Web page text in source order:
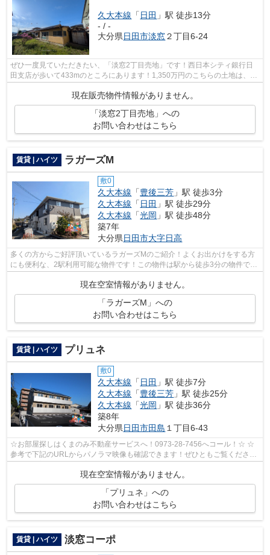
久大本線 「日田 」駅 徒歩13分
- / -
大分県日田市淡窓２丁目6-24
ぜひ一度見ていただきたい、「淡窓2丁目売地」です！西日本シティ銀行日
田支店が歩いて433mのところにあります！1,350万円のこちらの土地は、経
済的かつ好条件です！平坦地なので、傾...
現在販売物件情報がありません。
「淡窓2丁目売地」への
お問い合わせはこちら
賃貸 | ハイツ ラガーズM
敷0
久大本線 「豊後三芳 」駅 徒歩3分
久大本線 「 日田 」駅 徒歩29分
久大本線 「光岡 」駅 徒歩48分
築7年
大分県日田市大字日高
多くの方からご好評頂いているラガーズMのご紹介！よくお出かけをする方
にも便利な、2駅利用可能な物件です！この物件は駅から徒歩3分の物件で
現在空室情報がありません。
「ラガーズM」への
お問い合わせはこちら
賃貸 | ハイツ プリュネ
敷0
久大本線 「 日田 」駅 徒歩7分
久大本線 「豊後三芳 」駅 徒歩25分
久大本線 「光岡 」駅 徒歩36分
築8年
大分県日田市田島 １丁目6-43
☆お部屋探しはくまのみ不動産サービスへ！0973-28-7456へコール！☆ ☆
参考で下記のURLからパノラマ映像も確認できます！ぜひともご覧くださ
い。☆ プリュネ203号室 パノラマ写真流用転...
現在空室情報がありません。
「プリュネ」への
お問い合わせはこちら
賃貸 | ハイツ 淡窓コーポ